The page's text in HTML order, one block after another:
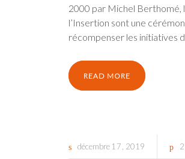
2000 par Michel Berthomé,
l’Insertion sont une
récompenser les initiatives
READ MORE
décembre 17 2019